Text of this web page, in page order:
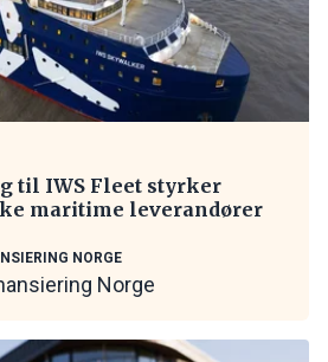
til IWS Fleet styrker
maritime leverandører
NORGE
Norge